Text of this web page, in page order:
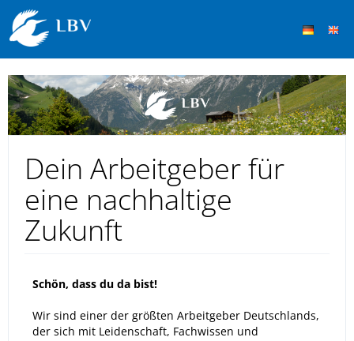
Dein Arbeitgeber für
eine nachhaltige
Zukunft
Schön, dass du da bist!
Wir sind einer der größten Arbeitgeber Deutschlands,
der sich mit Leidenschaft, Fachwissen und